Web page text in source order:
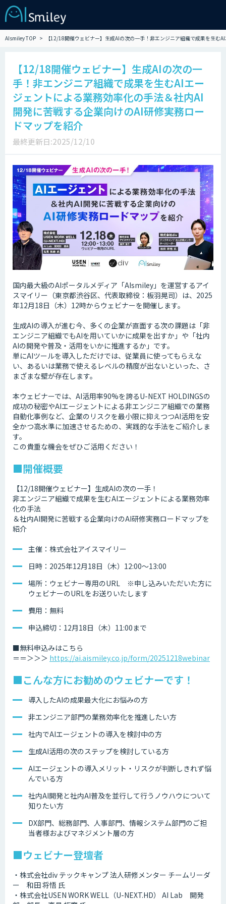
AIsmiley TOP 【12/18開催ウェビナー】生成AIの次の一手！非エンジニア組織で成果を生
【12/18開催ウェビナー】生成AIの次の一
手！非エンジニア組織で成果を生むAIエー
ジェントによる業務効率化の手法＆社内AI
開発に苦戦する企業向けのAI研修実務ロー
ドマップを紹介
最終更新日:2025/12/10
国内最大級のAIポータルメディア「AIsmiley」を運営するアイ
スマイリー（東京都渋谷区、代表取締役：板羽晃司）は、2025
年12月18日（木）12時からウェビナーを開催します。
生成AIの導入が進む今、多くの企業が直面する次の課題は「非
エンジニア組織でもAIを用いていかに成果を出すか」や「社内
AIの開発や普及・活用をいかに推進するか」です。
単にAIツールを導入しただけでは、従業員に使ってもらえな
い、あるいは業務で使えるレベルの精度が出ないといった、さ
まざまな壁が存在します。
本ウェビナーでは、AI活用率90%を誇るU-NEXT HOLDINGSの
成功の秘密やAIエージェントによる非エンジニア組織での業務
自動化事例など、企業のリスクを最小限に抑えつつAI活用を安
全かつ高水準に加速させるための、実践的な手法をご紹介しま
す。
この貴重な機会をぜひご活用ください！
■開催概要
【12/18開催ウェビナー】生成AIの次の一手！
非エンジニア組織で成果を生むAIエージェントによる業務効率
化の手法
＆社内AI開発に苦戦する企業向けのAI研修実務ロードマップを
紹介
主催：株式会社アイスマイリー
日時：2025年12月18日（木）12:00～13:00
場所：ウェビナー専用のURL ※申し込みいただいた方に
ウェビナーのURLをお送りいたします
費用：無料
申込締切：12月18日（木）11:00まで
■無料申込みはこちら
＝＝＞＞＞ https://ai.aismiley.co.jp/form/20251218webinar
■こんな方にお勧めのウェビナーです！
導入したAIの成果最大化にお悩みの方
非エンジニア部門の業務効率化を推進したい方
社内でAIエージェントの導入を検討中の方
生成AI活用の次のステップを検討している方
AIエージェントの導入メリット・リスクが判断しきれず悩
んでいる方
社内AI開発と社内AI普及を並行して行うノウハウについて
知りたい方
DX部門、総務部門、人事部門、情報システム部門のご担
当者様およびマネジメント層の方
■ウェビナー登壇者
・株式会社div テックキャンプ 法人研修メンター チームリーダ
ー 和田 将悟 氏
・株式会社USEN WORK WELL（U-NEXT.HD） AI Lab 開発